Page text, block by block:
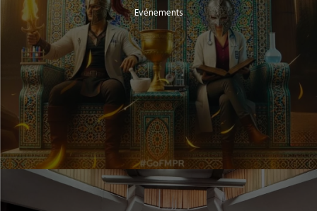
Evénements